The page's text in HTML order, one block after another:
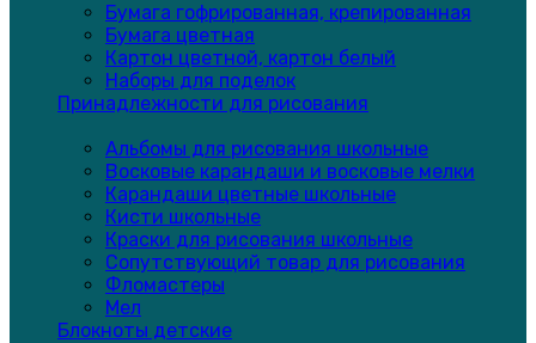
Бумага гофрированная, крепированная
Бумага цветная
Картон цветной, картон белый
Наборы для поделок
Принадлежности для рисования
Альбомы для рисования школьные
Восковые карандаши и восковые мелки
Карандаши цветные школьные
Кисти школьные
Краски для рисования школьные
Сопутствующий товар для рисования
Фломастеры
Мел
Блокноты детские